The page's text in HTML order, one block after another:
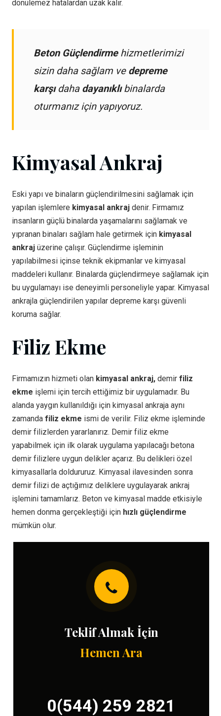
dönülemez hatalardan uzak kalır.
Beton Güçlendirmehizmetlerimizi
sizin daha sağlam ve depreme
karşıdaha dayanıklıbinalarda
oturmanız için yapıyoruz.
Kimyasal Ankraj
Eski yapı ve binaların güçlendirilmesini sağlamak için
yapılan işlemlere kimyasal ankraj denir. Firmamız
insanların güçlü binalarda yaşamalarını sağlamak ve
yıpranan binaları sağlam hale getirmek için kimyasal
ankraj üzerine çalışır. Güçlendirme işleminin
yapılabilmesi içinse teknik ekipmanlar ve kimyasal
maddeleri kullanır. Binalarda güçlendirmeye sağlamak için
bu uygulamayı ise deneyimli personeliyle yapar. Kimyasal
ankrajla güçlendirilen yapılar depreme karşı güvenli
koruma sağlar.
Filiz Ekme
Firmamızın hizmeti olan kimyasal ankraj, demir filiz
ekme işlemi için tercih ettiğimiz bir uygulamadır. Bu
alanda yaygın kullanıldığı için kimyasal ankraja aynı
zamanda filiz ekme ismi de verilir. Filiz ekme işleminde
demir filizlerden yararlanırız. Demir filiz ekme
yapabilmek için ilk olarak uygulama yapılacağı betona
demir filizlere uygun delikler açarız. Bu delikleri özel
kimyasallarla doldururuz. Kimyasal ilavesinden sonra
demir filizi de açtığımız deliklere uygulayarak ankraj
işlemini tamamlarız. Beton ve kimyasal madde etkisiyle
hemen donma gerçekleştiği için hızlı güçlendirme
mümkün olur.
Teklif Almak İçin
Hemen Ara
0(544) 259 2821